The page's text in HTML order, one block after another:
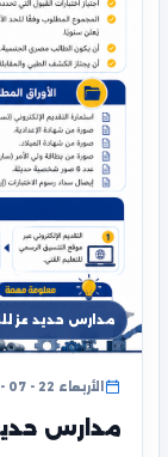
مدارس حديد عز
الأربعاء 22 - 07 - 2026
مدارس